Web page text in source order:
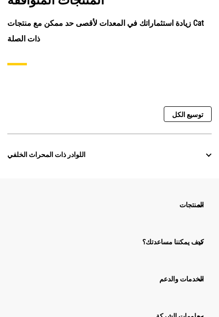
زيادة استثماراتك في المعدات لأقصى حد ممكن مع منتجات Cat
ذات الصلة
توسيع الكل
اللوادر ذات المحراث الخلفي
المنتجات
كيف يمكننا مساعدتك؟
الخدمات والدعم